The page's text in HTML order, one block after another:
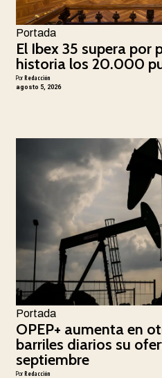
Portada
El Ibex 35 supera por
historia los 20.000
PorRedacción
agosto 5, 2026
Portada
OPEP+ aumenta en
barriles diarios su
septiembre
PorRedacción